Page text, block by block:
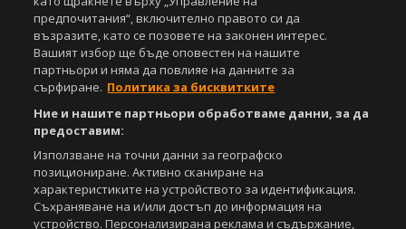
видео материали, публикувани в сайта, са собственост на Агенция
Спортал, освен ако изрично е посочено друго. Допуска се
публикуване на текстови материали само след писмено съгласие на
Агенция Спортал, посочване на източника и добавяне на линк към
www.sportal.bg. Използването на графични и видео материали,
публикувани в сайта, е строго забранено. Нарушителите ще бъдат
СвалиБЕЗПЛАТНОТО
Android
Powered by:
предпочитания“, включително правото си да
възразите, като се позовете на законен интерес.
Вашият избор ще бъде оповестен на нашите
партньори и няма да повлияе на данните за
сърфиране. Политика за бисквитките
Ние и нашите партньори обработваме данни, за да
предоставим:
Използване на точни данни за географско
позициониране. Активно сканиране на
характеристиките на устройството за идентификация.
Съхраняване на и/или достъп до информация на
устройство. Персонализирана реклама и съдържание,